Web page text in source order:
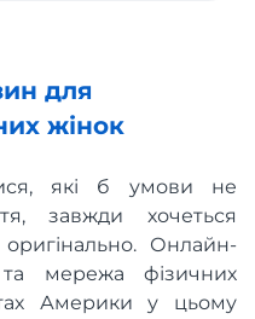
для
жінок
які б умови не
завжди хочеться
Онлайн-
мережа фізичних
Америки у цьому